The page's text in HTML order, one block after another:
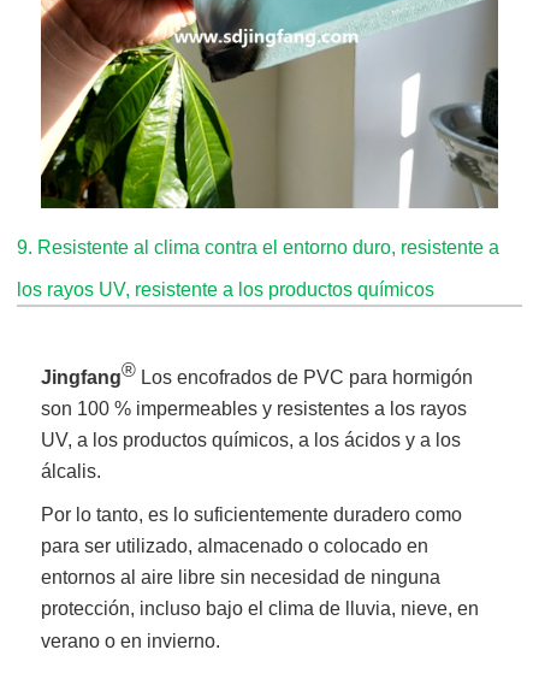
9. Resistente al clima contra el entorno duro, resistente a
los rayos UV, resistente a los productos químicos
Jingfang® Los encofrados de PVC para hormigón
son 100 % impermeables y resistentes a los rayos
UV, a los productos químicos, a los ácidos y a los
álcalis.
Por lo tanto, es lo suficientemente duradero como
para ser utilizado, almacenado o colocado en
entornos al aire libre sin necesidad de ninguna
protección, incluso bajo el clima de lluvia, nieve, en
verano o en invierno.